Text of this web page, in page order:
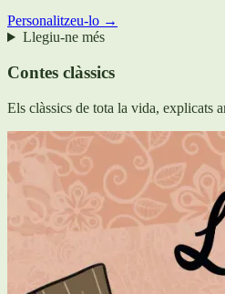
Personalitzeu-lo →
Llegiu-ne més
Contes clàssics
Els clàssics de tota la vida, explicats